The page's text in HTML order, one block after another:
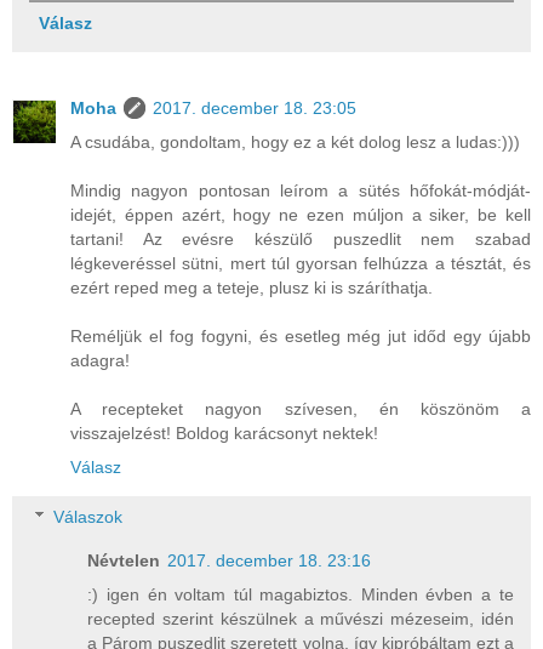
Válasz
Moha
2017. december 18. 23:05
A csudába, gondoltam, hogy ez a két dolog lesz a ludas:)))
Mindig nagyon pontosan leírom a sütés hőfokát-módját-
idejét, éppen azért, hogy ne ezen múljon a siker, be kell
tartani! Az evésre készülő puszedlit nem szabad
légkeveréssel sütni, mert túl gyorsan felhúzza a tésztát, és
ezért reped meg a teteje, plusz ki is száríthatja.
Reméljük el fog fogyni, és esetleg még jut időd egy újabb
adagra!
A recepteket nagyon szívesen, én köszönöm a
visszajelzést! Boldog karácsonyt nektek!
Válasz
Válaszok
Névtelen 2017. december 18. 23:16
:) igen én voltam túl magabiztos. Minden évben a te
recepted szerint készülnek a művészi mézeseim, idén
a Párom puszedlit szeretett volna, így kipróbáltam ezt a